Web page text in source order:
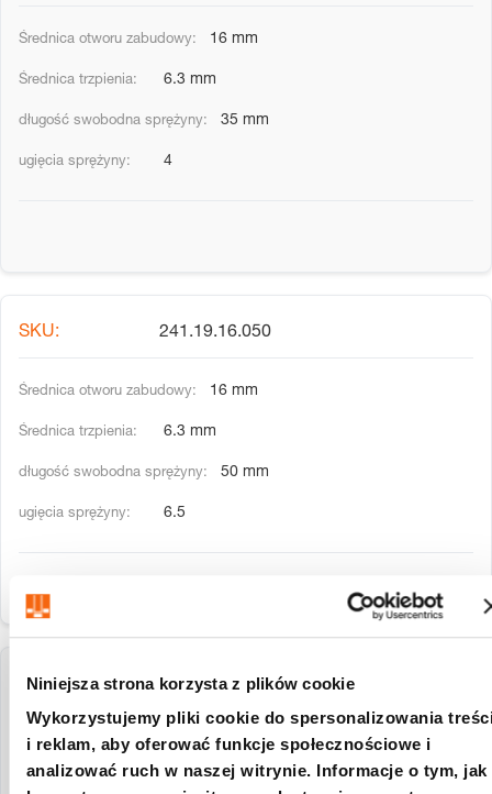
Niniejsza strona korzysta z plików cookie
Wykorzystujemy pliki cookie do spersonalizowania
i reklam, aby oferować funkcje społecznościowe i
analizować ruch w naszej witrynie. Informacje o tym, jak
16 mm
6.3 mm
35 mm
4
241.19.16.050
16 mm
6.3 mm
50 mm
6.5
241.19.16.075
16 mm